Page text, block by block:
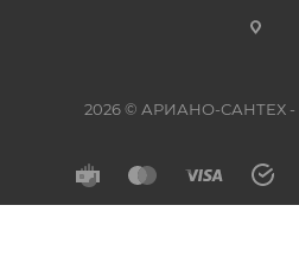
2026 © АРИАНО-САНТЕХ -